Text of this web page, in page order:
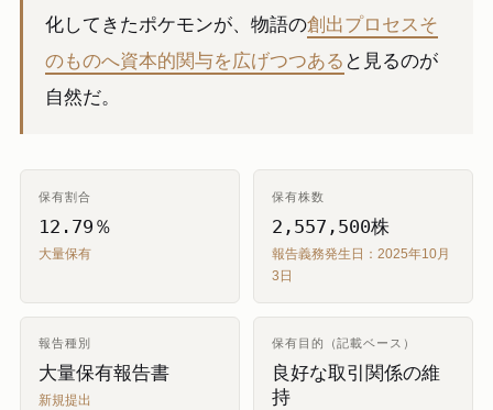
化してきたポケモンが、物語の創出プロセスそ
のものへ資本的関与を広げつつある と見るのが
自然だ。
保有割合
12.79％
大量保有
保有株数
2,557,500株
報告義務発生日：2025年10月
3日
報告種別
大量保有報告書
新規提出
保有目的（記載ベース）
良好な取引関係の維
持